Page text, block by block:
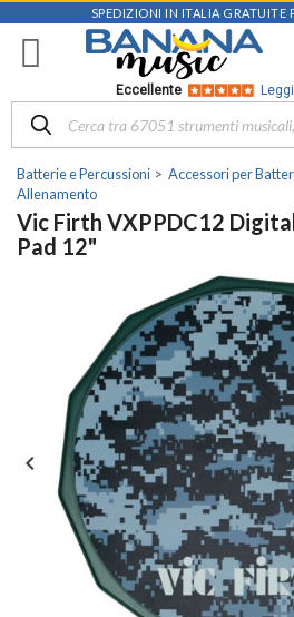
SPEDIZIONI IN ITALIA GRATUITE
Eccellente
Batterie e Percussioni Accessori per
Allenamento
Vic Firth VXPPDC12
Pad 12"
